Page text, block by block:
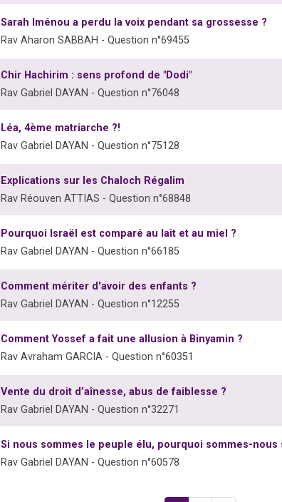
Sarah Iménou a perdu la voix pendant sa grossesse ?
Rav Aharon SABBAH - Question n°69455
Chir Hachirim : sens profond de "Dodi"
Rav Gabriel DAYAN - Question n°76048
Léa, 4ème matriarche ?!
Rav Gabriel DAYAN - Question n°75128
Explications sur les Chaloch Régalim
Rav Réouven ATTIAS - Question n°68848
Pourquoi Israël est comparé au lait et au miel ?
Rav Gabriel DAYAN - Question n°66185
Comment mériter d'avoir des enfants ?
Rav Gabriel DAYAN - Question n°12255
Comment Yossef a fait une allusion à Binyamin ?
Rav Avraham GARCIA - Question n°60351
Vente du droit d’aînesse, abus de faiblesse ?
Rav Gabriel DAYAN - Question n°32271
Si nous sommes le peuple élu, pourquoi sommes-nous
Rav Gabriel DAYAN - Question n°60578